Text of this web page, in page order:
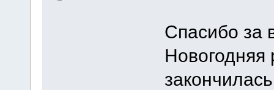
Спасибо за